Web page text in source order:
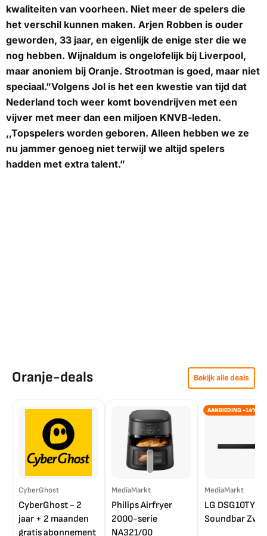
kwaliteiten van voorheen. Niet meer de spelers die
het verschil kunnen maken. Arjen Robben is ouder
geworden, 33 jaar, en eigenlijk de enige ster die we
nog hebben. Wijnaldum is ongelofelijk bij Liverpool,
maar anoniem bij Oranje. Strootman is goed, maar niet
speciaal.”Volgens Jol is het een kwestie van tijd dat
Nederland toch weer komt bovendrijven met een
vijver met meer dan een miljoen KNVB-leden.
,,Topspelers worden geboren. Alleen hebben we ze
nu jammer genoeg niet terwijl we altijd spelers
hadden met extra talent.”
Oranje-deals Bekijk alle deals
CyberGhost
CyberGhost - 2
jaar + 2 maanden
gratis abonnement
MediaMarkt
Philips Airfryer
2000-serie
NA321/00
AANBIEDING -14%
MediaMarkt
LG DSG10TY
Soundbar